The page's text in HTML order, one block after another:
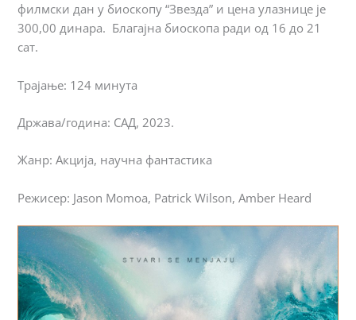
филмски дан у биоскопу “Звезда” и цена улазнице је
300,00 динара. Благајна биоскопа ради од 16 до 21
сат.
Трајање: 124 минута
Држава/година: САД, 2023.
Жанр: Акција, научна фантастика
Режисер: Jason Momoa, Patrick Wilson, Amber Heard